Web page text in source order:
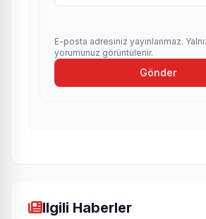
E-posta adresiniz yayınlanmaz.
yorumunuz görüntülenir.
Gönder
Ilgili Haberler